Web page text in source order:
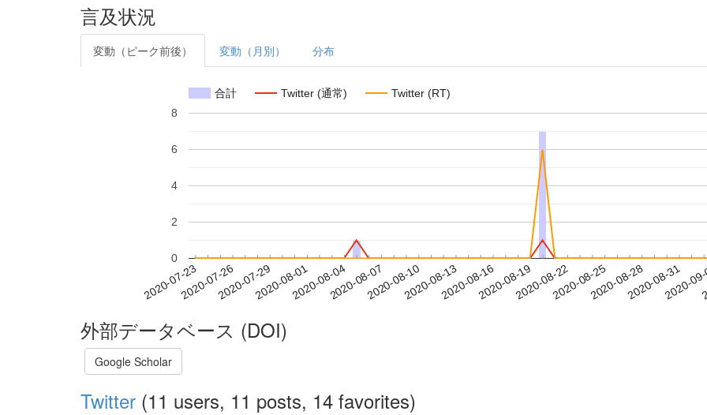
言及状況
変動（ピーク前後） 変動（月別） 分布
合計 Twitter (通常) Twitter (RT)
2020-07-232020-07-262020-07-292020-08-012020-08-042020-08-072020-08-102020-08-132020-08-162020-08-192020-08-222020-08-252020-08-282020-08-31
2020-
0
2
4
6
8
外部データベース (DOI)
Google Scholar
Twitter (11 users, 11 posts, 14 favorites)